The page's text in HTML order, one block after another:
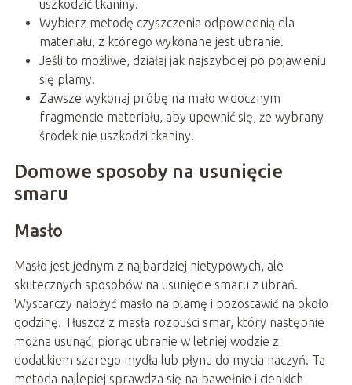
uszkodzić tkaniny.
Wybierz metodę czyszczenia odpowiednią dla
materiału, z którego wykonane jest ubranie.
Jeśli to możliwe, działaj jak najszybciej po pojawieniu
się plamy.
Zawsze wykonaj próbę na mało widocznym
fragmencie materiału, aby upewnić się, że wybrany
środek nie uszkodzi tkaniny.
Domowe sposoby na usunięcie
smaru
Masło
Masło jest jednym z najbardziej nietypowych, ale
skutecznych sposobów na usunięcie smaru z ubrań.
Wystarczy nałożyć masło na plamę i pozostawić na około
godzinę. Tłuszcz z masła rozpuści smar, który następnie
można usunąć, piorąc ubranie w letniej wodzie z
dodatkiem szarego mydła lub płynu do mycia naczyń. Ta
metoda najlepiej sprawdza się na bawełnie i cienkich